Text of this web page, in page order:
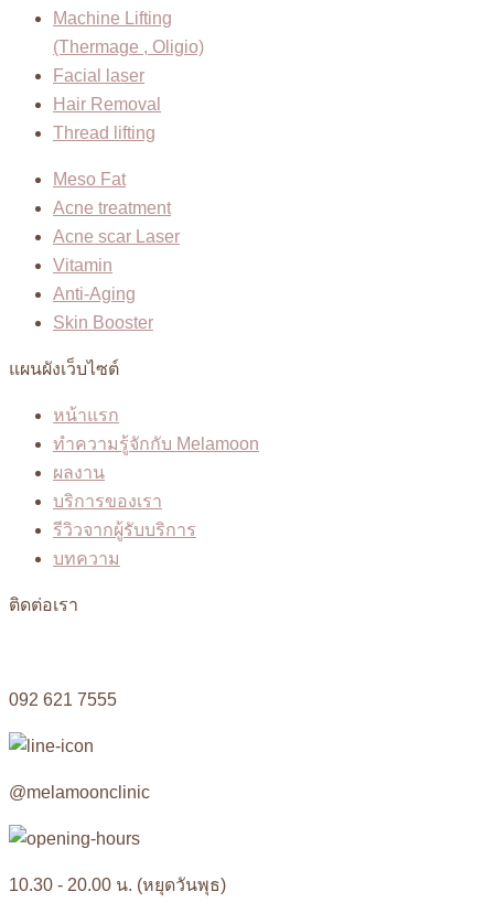
Machine Lifting
(Thermage , Oligio)
Facial laser
Hair Removal
Thread lifting
Meso Fat
Acne treatment
Acne scar Laser
Vitamin
Anti-Aging
Skin Booster
แผนผังเว็บไซต์
หน้าแรก
ทำความรู้จักกับ Melamoon
ผลงาน
บริการของเรา
รีวิวจากผู้รับบริการ
บทความ
ติดต่อเรา
092 621 7555
@melamoonclinic
10.30 - 20.00 น. (หยุดวันพุธ)